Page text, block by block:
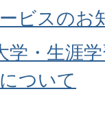
ビスのお
学・生涯
ついて